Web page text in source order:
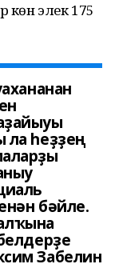
көн элек 175
ла һеҙҙең
бәйле.
Забелин